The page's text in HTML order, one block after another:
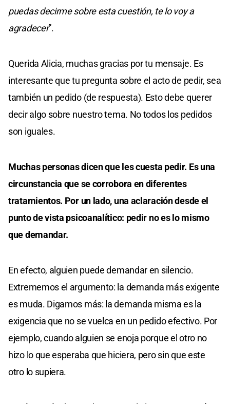
puedas decirme sobre esta cuestión, te lo voy a
agradecer”.
Querida Alicia, muchas gracias por tu mensaje. Es
interesante que tu pregunta sobre el acto de pedir, sea
también un pedido (de respuesta). Esto debe querer
decir algo sobre nuestro tema. No todos los pedidos
son iguales.
Muchas personas dicen que les cuesta pedir. Es una
circunstancia que se corrobora en diferentes
tratamientos. Por un lado, una aclaración desde el
punto de vista psicoanalítico: pedir no es lo mismo
que demandar.
En efecto, alguien puede demandar en silencio.
Extrememos el argumento: la demanda más exigente
es muda. Digamos más: la demanda misma es la
exigencia que no se vuelca en un pedido efectivo. Por
ejemplo, cuando alguien se enoja porque el otro no
hizo lo que esperaba que hiciera, pero sin que este
otro lo supiera.